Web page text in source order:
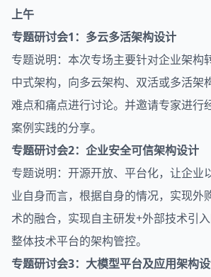
上午
专题研讨会1：多云多活架构设计
专题说明：本次专场主要针对企业架构
中式架构，向多云架构、双活或多活架
难点和痛点进行讨论。并邀请专家进行
案例实践的分享。
专题研讨会2：企业安全可信架构设计
专题说明：开源开放、平台化，让企业
业自身而言，根据自身的情况，实现外
术的融合，实现自主研发+外部技术引
整体技术平台的架构管控。
专题研讨会3： 大模型平台及应用架构